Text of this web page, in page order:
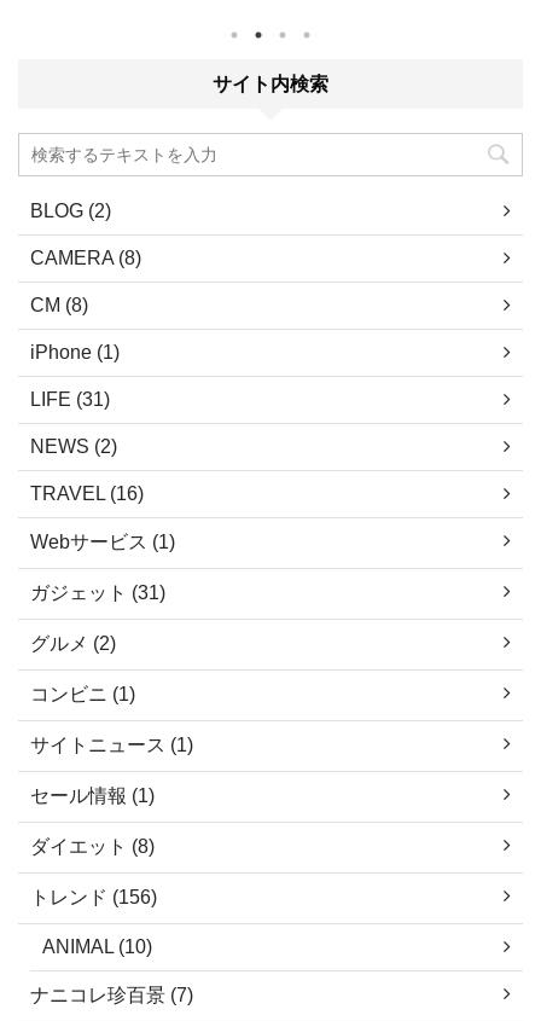
件が揃うのは2023年だそうです。 絶
長崎で星を見るならココだ！ おすすめ
スポットを見ていきましょう。 ※一番
ますので、どうぞご活用ください。 1.
諫早 五家原岳 ここは、 ...
いと
地震
道｜
どう
県阿
から
サイト内検索
BLOG (2)
CAMERA (8)
CM (8)
iPhone (1)
LIFE (31)
NEWS (2)
TRAVEL (16)
Webサービス (1)
ガジェット (31)
グルメ (2)
コンビニ (1)
サイトニュース (1)
セール情報 (1)
ダイエット (8)
トレンド (156)
ANIMAL (10)
ナニコレ珍百景 (7)